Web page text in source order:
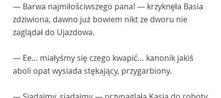
— Barwa najmiłościwszego pana! — krzyknęła Basia
zdziwiona, dawno już bowiem nikt ze dworu nie
zaglądał do Ujazdowa.
— Ee… miałyśmy się czego kwapić… kanonik jakiś
aboli opat wysiada stękający, przygarbiony.